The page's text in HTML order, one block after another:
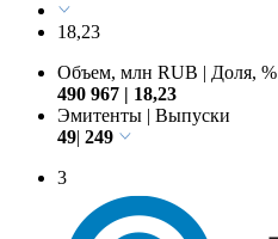
18,23
Объем, млн RUB | Доля, %
490 967 | 18,23
Эмитенты | Выпуски
49| 249
3